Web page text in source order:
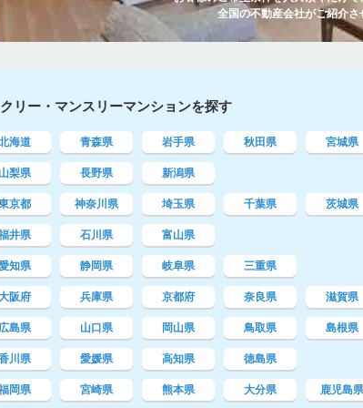
全国の不動産会社がご紹介さ
リー・マンスリーマンションを探す
海道 青森県 岩手県 秋田県 宮城県
山梨県 長野県 新潟県
京都 神奈川県 埼玉県 千葉県 茨城県
井県 石川県 富山県
知県 静岡県 岐阜県 三重県
阪府 兵庫県 京都府 奈良県 滋賀県
広島県 山口県 岡山県 鳥取県 島根県
川県 愛媛県 高知県 徳島県
岡県 宮崎県 熊本県 大分県 鹿児島県